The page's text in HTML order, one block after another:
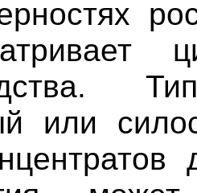
или